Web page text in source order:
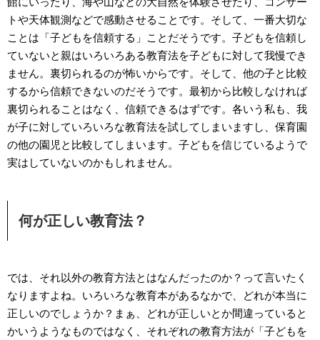
トや天体観測などで感動させることです。そして、一番大切な
ことは「子どもを信頼する」ことだそうです。子どもを信頼し
ていないと親はいろいろある教育法を子どもに対して我慢でき
ません。裏切られるのが怖いからです。そして、他の子と比較
するから信頼できないのだそうです。最初から比較しなければ
裏切られることはなく、信頼できるはずです。各いう私も、我
が子に対していろいろな教育法を試してしまいますし、保育園
の他の園児と比較してしまいます。子どもを信じているようで
実はしていないのかもしれません。
何が正しい教育法？
では、それ以外の教育方法とはなんだったのか？って言いたく
なりますよね。いろいろな教育本があるなかで、どれが本当に
正しいのでしょうか？まぁ、どれが正しいとか間違っていると
かいうようなものではなく、それぞれの教育方法が「子どもを